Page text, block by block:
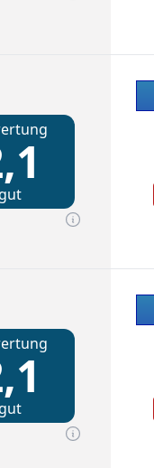
gut
gut